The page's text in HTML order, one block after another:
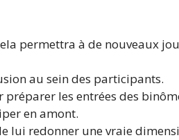
permettra à de nouveaux
au sein des participants.
les entrées des
en amont.
lui redonner une vraie